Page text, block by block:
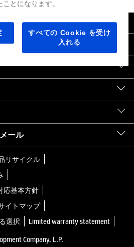
ール
リサイクル
応基本方針
イトマップ
選択
Limited warranty statement
Company, L.P.
とになります。
すべての Cookie を受け
入れる